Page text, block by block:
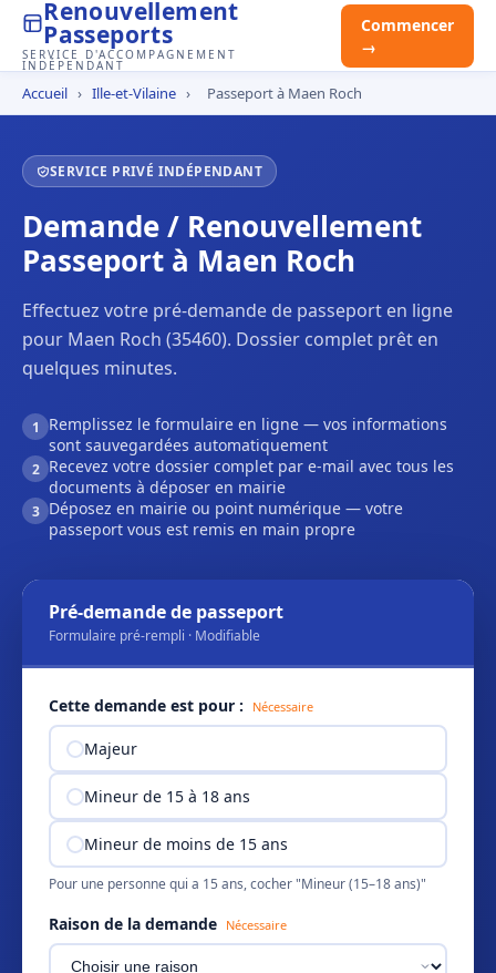
Renouvellement
Passeports
SERVICE D'ACCOMPAGNEMENT
INDÉPENDANT
Commencer
→
Accueil › Ille-et-Vilaine › Passeport à Maen Roch
SERVICE PRIVÉ INDÉPENDANT
Demande / Renouvellement
Passeport à Maen Roch
Effectuez votre pré-demande de passeport en ligne
pour Maen Roch (35460). Dossier complet prêt en
quelques minutes.
1
Remplissez le formulaire en ligne — vos informations
sont sauvegardées automatiquement
2 Recevez votre dossier complet par e-mail avec tous les
documents à déposer en mairie
3 Déposez en mairie ou point numérique — votre
passeport vous est remis en main propre
Pré-demande de passeport
Formulaire pré-rempli · Modifiable
Cette demande est pour : Nécessaire
Majeur
Mineur de 15 à 18 ans
Mineur de moins de 15 ans
Pour une personne qui a 15 ans, cocher "Mineur (15–18 ans)"
Raison de la demande Nécessaire